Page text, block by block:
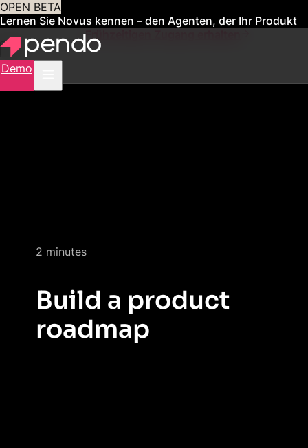
OPEN BETA
Lernen Sie Novus kennen – den Agenten, der Ihr Produkt
für Sie verwaltetFrühzeitigen Zugang erhalten
Demo
2 minutes
Build a product
roadmap